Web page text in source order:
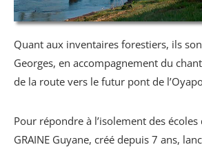
Quant aux inventaires forestiers, ils
Georges, en accompagnement du
de la route vers le futur pont de
Pour répondre à l’isolement des
GRAINE Guyane, créé depuis 7 ans,